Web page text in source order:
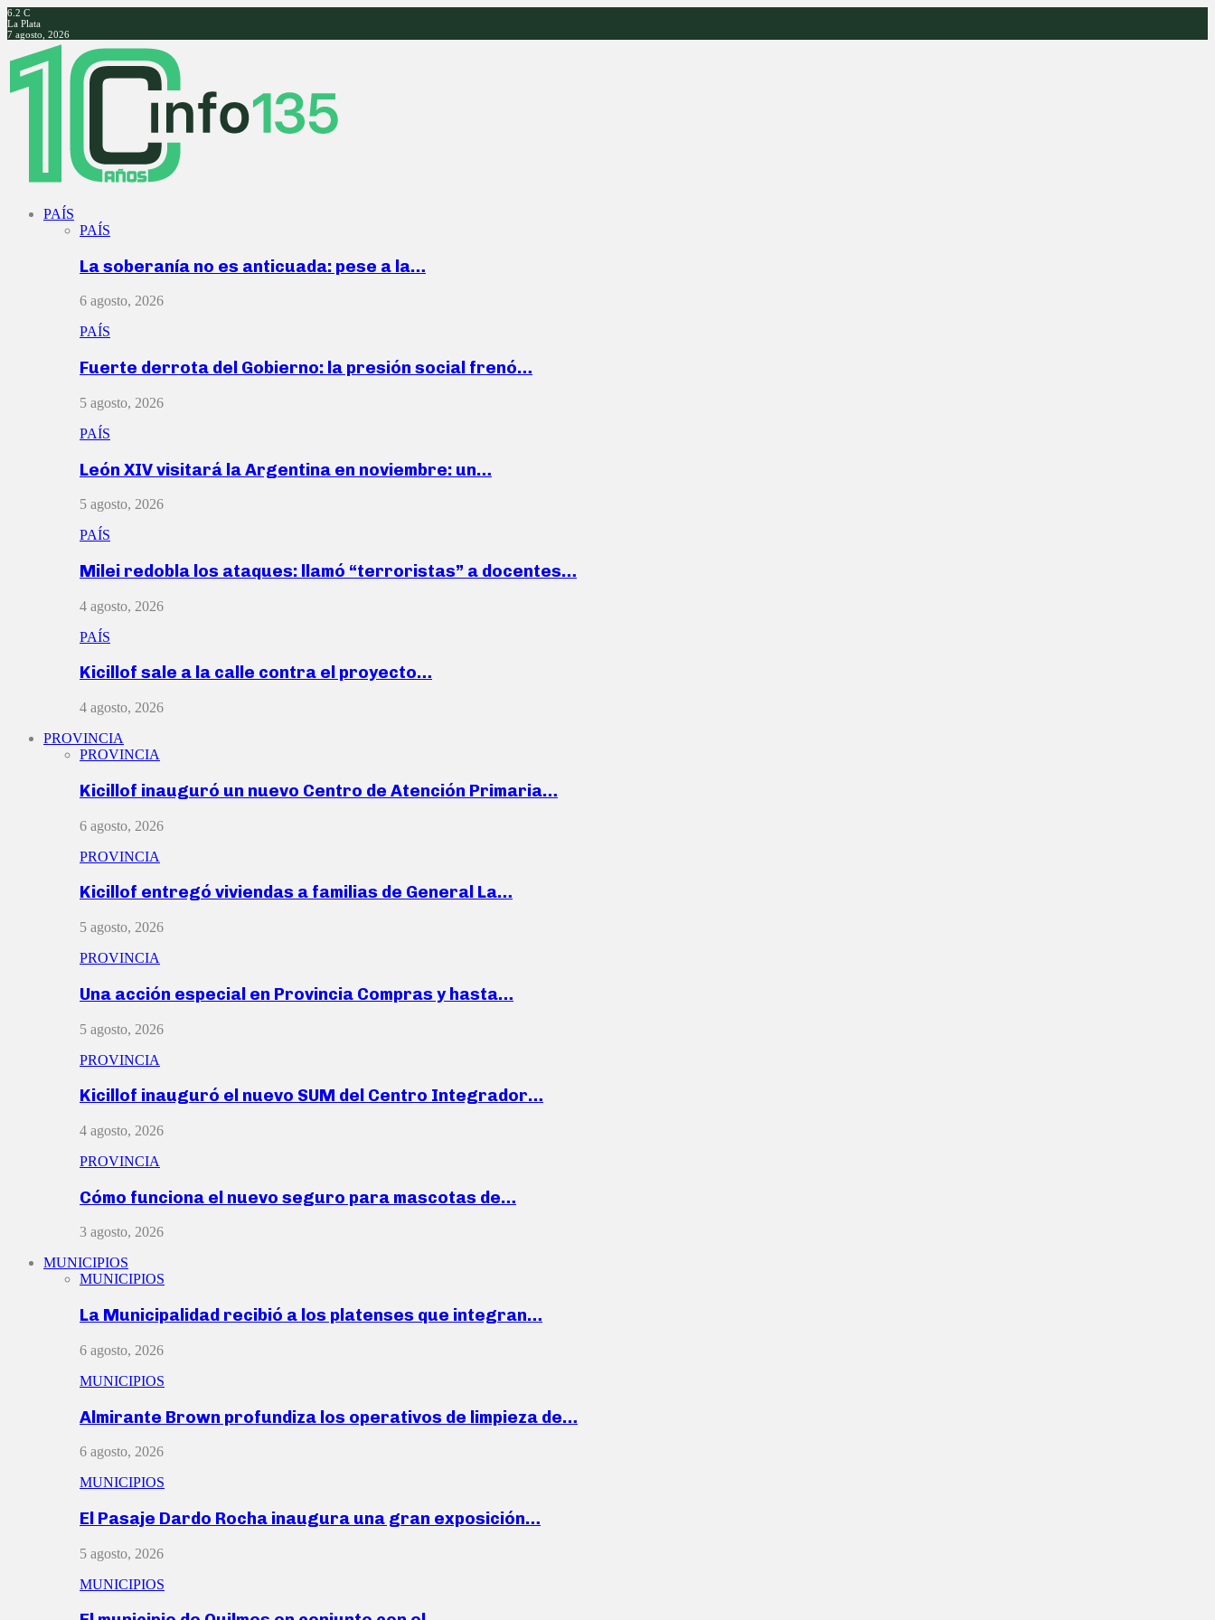
6.2 C
La Plata
7 agosto, 2026
Facebook
Twitter
Instagram
Youtube
PAÍS
PAÍS
La soberanía no es anticuada: pese a la…
6 agosto, 2026
PAÍS
Fuerte derrota del Gobierno: la presión social frenó…
5 agosto, 2026
PAÍS
León XIV visitará la Argentina en noviembre: un…
5 agosto, 2026
PAÍS
Milei redobla los ataques: llamó “terroristas” a docentes…
4 agosto, 2026
PAÍS
Kicillof sale a la calle contra el proyecto…
4 agosto, 2026
PROVINCIA
PROVINCIA
Kicillof inauguró un nuevo Centro de Atención Primaria…
6 agosto, 2026
PROVINCIA
Kicillof entregó viviendas a familias de General La…
5 agosto, 2026
PROVINCIA
Una acción especial en Provincia Compras y hasta…
5 agosto, 2026
PROVINCIA
Kicillof inauguró el nuevo SUM del Centro Integrador…
4 agosto, 2026
PROVINCIA
Cómo funciona el nuevo seguro para mascotas de…
3 agosto, 2026
MUNICIPIOS
MUNICIPIOS
La Municipalidad recibió a los platenses que integran…
6 agosto, 2026
MUNICIPIOS
Almirante Brown profundiza los operativos de limpieza de…
6 agosto, 2026
MUNICIPIOS
El Pasaje Dardo Rocha inaugura una gran exposición…
5 agosto, 2026
MUNICIPIOS